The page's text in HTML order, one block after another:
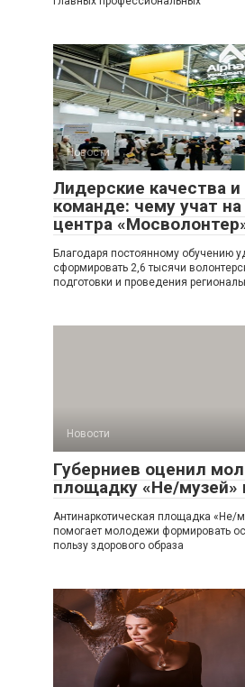
Новости
Лидерские качества и
команде: чему учат на
центра
Благодаря постоянному обучению
сформировать 2,6 тысячи
подготовки и проведения
Новости
Губерниев оценил
площадку «Не/музей»
Антинаркотическая площадка «Не/
помогает молодежи формировать
пользу здорового образа